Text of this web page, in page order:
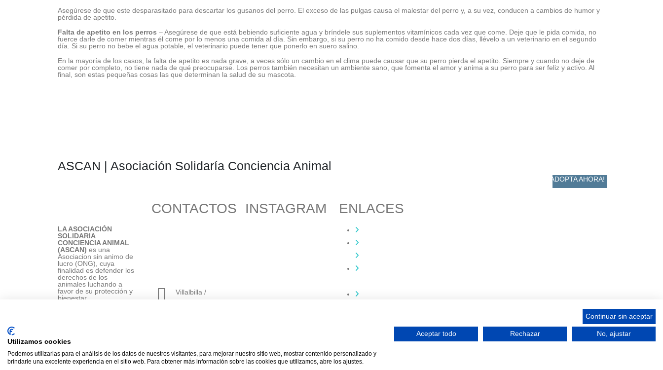
Asegúrese de que este desparasitado para descartar los gusanos del perro. El exceso de las pulgas causa el malestar del perro y, a su vez, conducen a cambios de humor y
pérdida de apetito.
Falta de apetito en los perros – Asegúrese de que está bebiendo suficiente agua y bríndele sus suplementos vitamínicos cada vez que come. Deje que le pida comida, no
fuerce darle de comer mientras él come por lo menos una comida al día. Sin embargo, si su perro no ha comido desde hace dos días, llévelo a un veterinario en el segundo
día. Si su perro no bebe el agua potable, el veterinario puede tener que ponerlo en suero salino.
En la mayoría de los casos, la falta de apetito es nada grave, a veces sólo un cambio en el clima puede causar que su perro pierda el apetito. Siempre y cuando no deje de
comer por completo, no tiene nada de qué preocuparse. Los perros también necesitan un ambiente sano, que fomenta el amor y anima a su perro para ser feliz y activo. Al
final, son estas pequeñas cosas las que determinan la salud de su mascota.
ASCAN | Asociación Solidaría Conciencia Animal
ADOPTA AHORA!
LA ASOCIACIÓN
SOLIDARIA
CONCIENCIA ANIMAL
(ASCAN) es una
Asociacion sin animo de
lucro (ONG), cuya
finalidad es defender los
derechos de los
animales luchando a
favor de su protección y
bienestar.
CONTACTOS
Villalbilla /
INSTAGRAM ENLACES
ASCAN. © 2022. Todos los derechos reservados. Desarrollado como donación porIgor André Guerra.
Continuar sin aceptar
Utilizamos cookies
Podemos utilizarlas para el análisis de los datos de nuestros visitantes, para mejorar nuestro sitio web, mostrar contenido personalizado y
brindarle una excelente experiencia en el sitio web. Para obtener más información sobre las cookies que utilizamos, abre los ajustes.
Aceptar todo Rechazar No, ajustar